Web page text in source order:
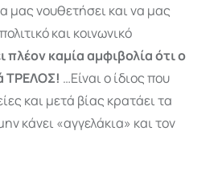
νουθετήσει και να μας
και κοινωνικό
πλέον καμία αμφιβολία ότι ο
ΤΡΕΛΟΣ! …Είναι ο ίδιος που
και μετά βίας κρατάει τα
κάνει «αγγελάκια» και τον